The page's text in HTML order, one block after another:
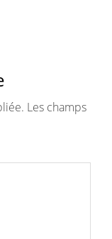
Les champs